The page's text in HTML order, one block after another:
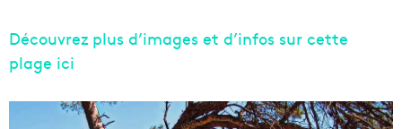
Découvrez plus d’images et d’infos sur cette
plage ici